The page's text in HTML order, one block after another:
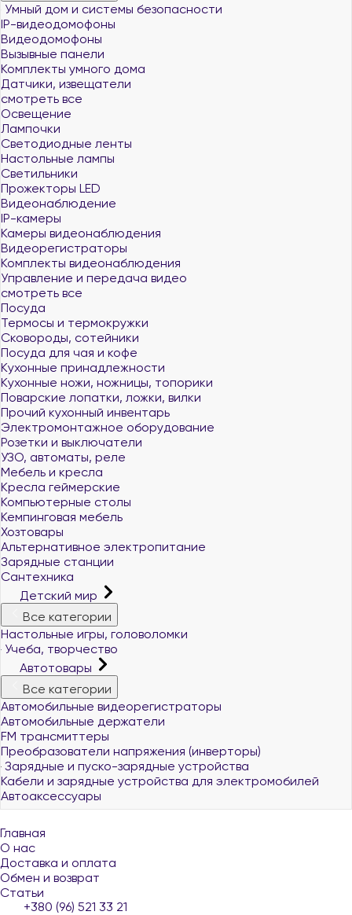
Умный дом и системы безопасности
IP-видеодомофоны
Видеодомофоны
Вызывные панели
Комплекты умного дома
Датчики, извещатели
смотреть все
Освещение
Лампочки
Светодиодные ленты
Настольные лампы
Светильники
Прожекторы LED
Видеонаблюдение
IP-камеры
Камеры видеонаблюдения
Видеорегистраторы
Комплекты видеонаблюдения
Управление и передача видео
смотреть все
Посуда
Термосы и термокружки
Сковороды, сотейники
Посуда для чая и кофе
Кухонные принадлежности
Кухонные ножи, ножницы, топорики
Поварские лопатки, ложки, вилки
Прочий кухонный инвентарь
Электромонтажное оборудование
Розетки и выключатели
УЗО, автоматы, реле
Мебель и кресла
Кресла геймерские
Компьютерные столы
Кемпинговая мебель
Хозтовары
Альтернативное электропитание
Зарядные станции
Сантехника
Детский мир
Все категории
Настольные игры, головоломки
Учеба, творчество
Автотовары
Все категории
Автомобильные видеорегистраторы
Автомобильные держатели
FM трансмиттеры
Преобразователи напряжения (инверторы)
Зарядные и пуско-зарядные устройства
Кабели и зарядные устройства для электромобилей
Автоаксессуары
Главная
О нас
Доставка и оплата
Обмен и возврат
Статьи
+380 (96) 521 33 21